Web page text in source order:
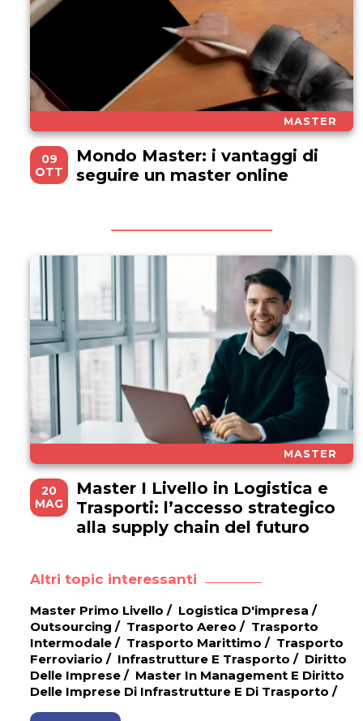
MASTER
09
OTT
Mondo Master: i vantaggi di
seguire un master online
MASTER
20
MAG
Master I Livello in Logistica e
Trasporti: l’accesso strategico
alla supply chain del futuro
Altri topic interessanti
Master Primo Livello / Logistica D'impresa /
Outsourcing / Trasporto Aereo / Trasporto
Intermodale / Trasporto Marittimo / Trasporto
Ferroviario / Infrastrutture E Trasporto / Diritto
Delle Imprese / Master In Management E Diritto
Delle Imprese Di Infrastrutture E Di Trasporto /